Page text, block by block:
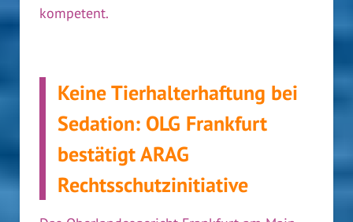
kompetent.
Keine Tierhalterhaftung bei
Sedation: OLG Frankfurt
bestätigt ARAG
Rechtsschutzinitiative